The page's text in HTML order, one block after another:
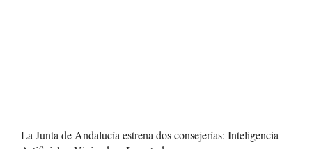
La Junta de Andalucía estrena dos consejerías: Inteligencia